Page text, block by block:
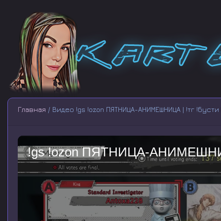
Главная / Видео !gs !ozon ПЯТНИЦА-АНИМЕШНИЦА | !тг !бусти
!gs !ozon ПЯТНИЦА-